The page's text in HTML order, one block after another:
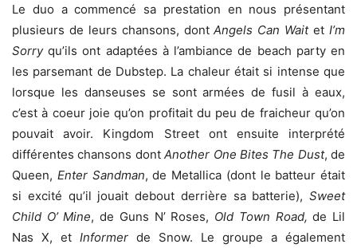
Le duo a commencé sa prestation en nous présentant
plusieurs de leurs chansons, dontAngels Can WaitetI’m
Sorryqu’ils ont adaptées à l’ambiance de beach party en
les parsemant de Dubstep. La chaleur était si intense que
lorsque les danseuses se sont armées de fusil à eaux,
c’est à coeur joie qu’on profitait du peu de fraicheur qu’on
pouvait avoir. Kingdom Street ont ensuite interprété
différentes chansons dontAnother One Bites The Dust, de
Queen, Enter Sandman, de Metallica (dont le batteur était
si excité qu’il jouait debout derrière sa batterie), Sweet
Child O’ Mine, de Guns N’ Roses, Old Town Road, de Lil
Nas X, et Informer de Snow. Le groupe a également